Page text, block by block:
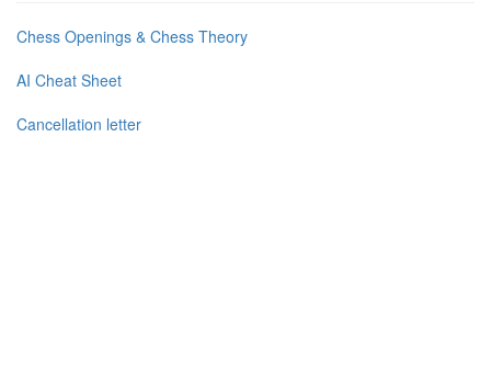
Chess Openings & Chess Theory
AI Cheat Sheet
Cancellation letter